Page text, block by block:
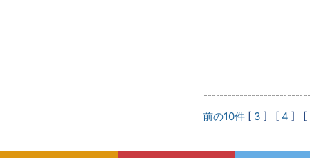
前の10件 [ 3 ] [ 4 ] [